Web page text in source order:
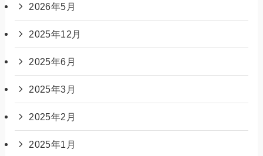
2026年5月
2025年12月
2025年6月
2025年3月
2025年2月
2025年1月